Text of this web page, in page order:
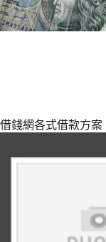
借錢網各式借款方案